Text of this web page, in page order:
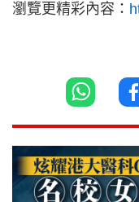
瀏覽更精彩內容：